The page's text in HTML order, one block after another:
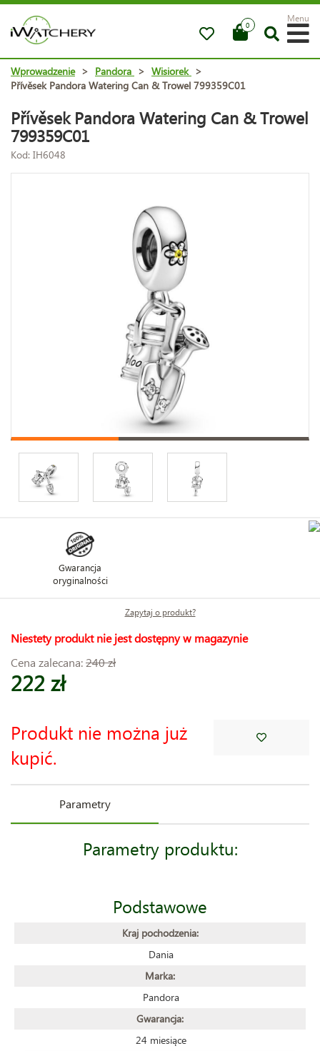
0
Menu
Wprowadzenie > Pandora > Wisiorek >
Přívěsek Pandora Watering Can & Trowel 799359C01
Přívěsek Pandora Watering Can & Trowel
799359C01
Kod: IH6048
Gwarancja
oryginalności
Zapytaj o produkt?
Niestety produkt nie jest dostępny w magazynie
Cena zalecana:240 zł
222 zł
Produkt nie można już
kupić.
Parametry
Parametry produktu:
Podstawowe
Kraj pochodzenia:
Dania
Marka:
Pandora
Gwarancja:
24 miesiące